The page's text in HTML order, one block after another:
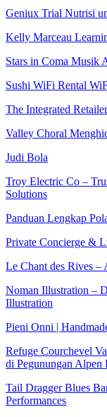
Geniux Trial Nutrisi
Kelly Marceau
Stars in Coma Musik
Sushi WiFi Rental
The Integrated
Valley Choral
Judi Bola
Troy Electric Co –
Solutions
Panduan Lengkap
Private Concierge &
Le Chant des Rives –
Noman Illustration –
Illustration
Pieni Onni |
Refuge Courchevel
di Pegunungan Alpen
Tail Dragger Blues
Performances